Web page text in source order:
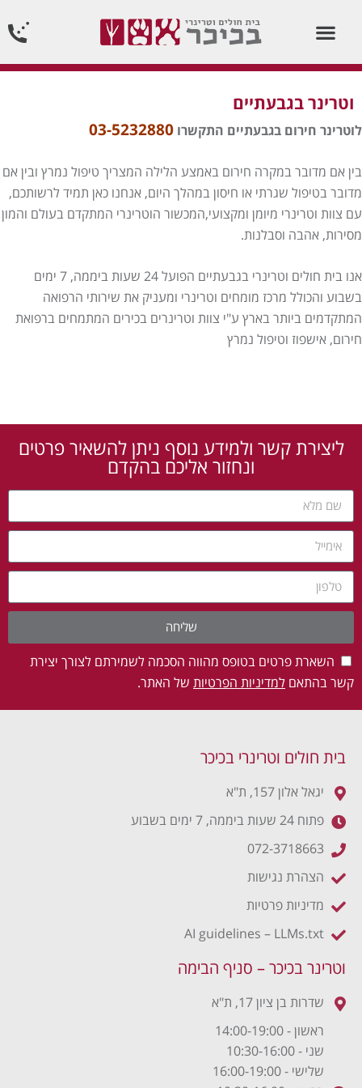
וטרינר בגבעתיים
לוטרינר חירום בגבעתיים התקשרו 03-5232880
בין אם מדובר במקרה חירום באמצע הלילה המצריך טיפול נמרץ ובין אם
מדובר בטיפול שגרתי או חיסון במהלך היום, אנחנו כאן תמיד לרשותכם,
עם צוות וטרינרי מיומן ומקצועי,המכשור הוטרינרי המתקדם בעולם והמון
מסירות, אהבה וסבלנות.
אנו בית חולים וטרינרי בגבעתיים הפועל 24 שעות ביממה, 7 ימים
בשבוע והכולל מרכז מומחים וטרינרי ומעניק את שירותי הרפואה
המתקדמים ביותר בארץ ע"י צוות וטרינרים בכירים המתמחים ברפואת
חירום, אישפוז וטיפול נמרץ
ליצירת קשר ולמידע נוסף ניתן להשאיר פרטים
ונחזור אליכם בהקדם
השארת פרטים בטופס מהווה הסכמה לשמירתם לצורך יצירת
קשר בהתאם למדיניות הפרטיות של האתר.
שליחה
בית חולים וטרינרי בכיכר
יגאל אלון 157, ת"א
פתוח 24 שעות ביממה, 7 ימים בשבוע
072-3718663
הצהרת נגישות
מדיניות פרטיות
AI guidelines – LLMs.txt
וטרינר בכיכר – סניף הבימה
שדרות בן ציון 17, ת"א
ראשון - 14:00-19:00
שני - 10:30-16:00
שלישי - 16:00-19:00